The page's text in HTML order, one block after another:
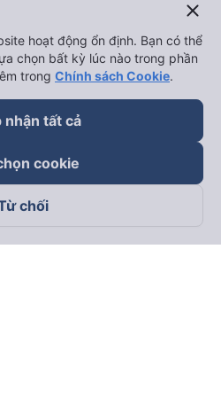
close
hoạt động ổn định. Bạn có thể
chọn bất kỳ lúc nào trong phần
trong Chính sách Cookie.
nhận tất cả
cookie
chối